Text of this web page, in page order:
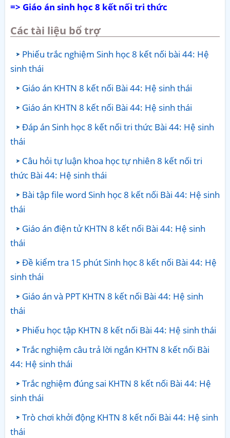
=> Giáo án sinh học 8 kết nối tri thức
Các tài liệu bổ trợ
Phiếu trắc nghiệm Sinh học 8 kết nối bài 44: Hệ
sinh thái
Giáo án KHTN 8 kết nối Bài 44: Hệ sinh thái
Giáo án KHTN 8 kết nối Bài 44: Hệ sinh thái
Đáp án Sinh học 8 kết nối tri thức Bài 44: Hệ sinh
thái
Câu hỏi tự luận khoa học tự nhiên 8 kết nối tri
thức Bài 44: Hệ sinh thái
Bài tập file word Sinh học 8 kết nối Bài 44: Hệ sinh
thái
Giáo án điện tử KHTN 8 kết nối Bài 44: Hệ sinh
thái
Đề kiểm tra 15 phút Sinh học 8 kết nối Bài 44: Hệ
sinh thái
Giáo án và PPT KHTN 8 kết nối Bài 44: Hệ sinh
thái
Phiếu học tập KHTN 8 kết nối Bài 44: Hệ sinh thái
Trắc nghiệm câu trả lời ngắn KHTN 8 kết nối Bài
44: Hệ sinh thái
Trắc nghiệm đúng sai KHTN 8 kết nối Bài 44: Hệ
sinh thái
Trò chơi khởi động KHTN 8 kết nối Bài 44: Hệ sinh
thái